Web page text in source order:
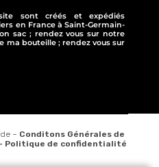
sont créés et expédiés
en France à Saint-Germain-
sac ; rendez vous sur notre
ma bouteille ; rendez vous sur
– Conditons Générales de
Politique de confidentialité